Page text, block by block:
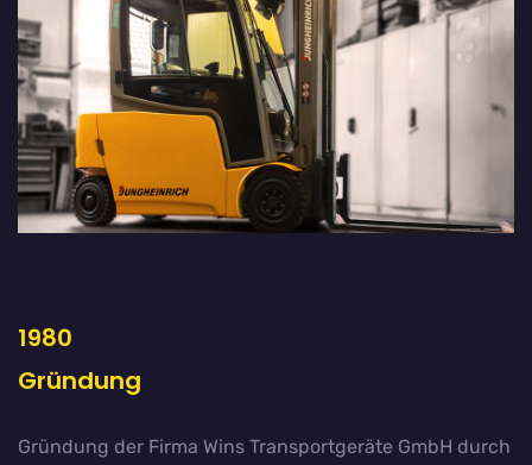
1980
Gründung
Gründung der Firma Wins Transportgeräte GmbH durch